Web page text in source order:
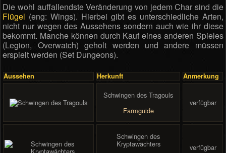
Die wohl auffallendste Veränderung von jedem Char sind die
Flügel (eng: Wings). Hierbei gibt es unterschiedliche Arten,
nicht nur wegen des Aussehens sondern auch wie ihr diese
bekommt. Manche können durch Kauf eines anderen Spieles
(Legion, Overwatch) geholt werden und andere müssen
erspielt werden (Set Dungeons).
Aussehen Herkunft Anmerkung
Schwingen des Tragouls
Farmguide
verfügbar
Schwingen des
Kryptawächters
verfügbar